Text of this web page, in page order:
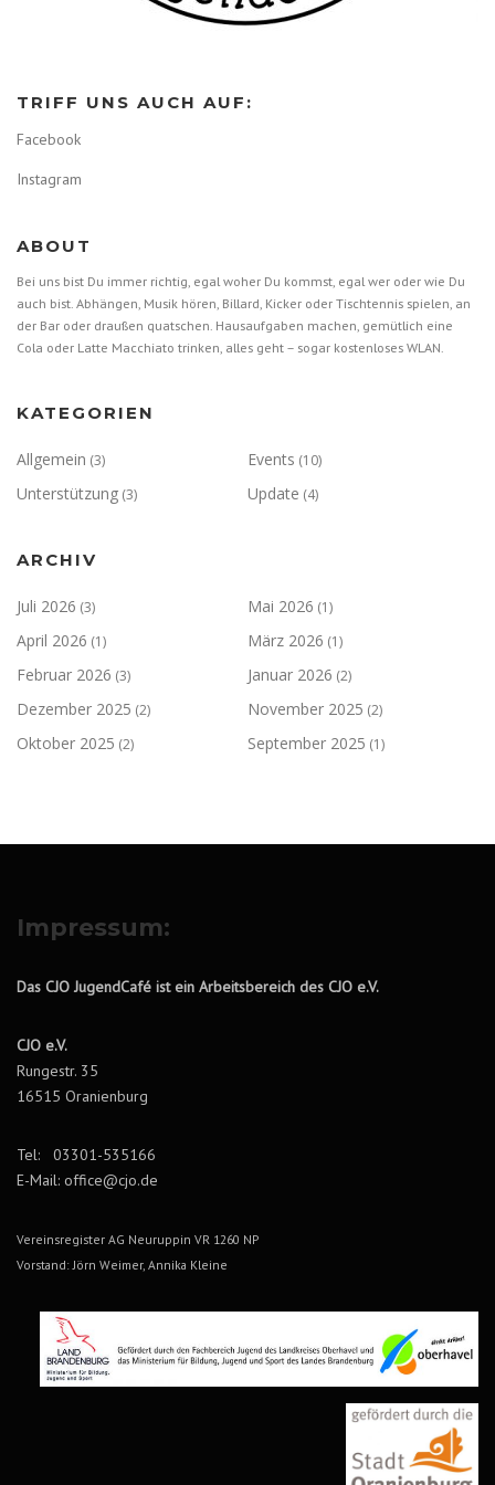
i
o
TRIFF UNS AUCH AUF:
Facebook
Instagram
ABOUT
Bei uns bist Du immer richtig, egal woher Du kommst, egal wer oder wie Du
auch bist. Abhängen, Musik hören, Billard, Kicker oder Tischtennis spielen, an
der Bar oder draußen quatschen. Hausaufgaben machen, gemütlich eine
Cola oder Latte Macchiato trinken, alles geht – sogar kostenloses WLAN.
KATEGORIEN
Allgemein (3) Events (10)
Unterstützung (3) Update (4)
ARCHIV
Juli 2026 (3) Mai 2026 (1)
April 2026 (1) März 2026 (1)
Februar 2026 (3) Januar 2026 (2)
Dezember 2025 (2) November 2025 (2)
Oktober 2025 (2) September 2025 (1)
Impressum:
Das CJO JugendCafé ist ein Arbeitsbereich des CJO e.V.
CJO e.V.
Rungestr. 35
16515 Oranienburg
Tel: 03301-535166
E-Mail: office@cjo.de
Vereinsregister AG Neuruppin VR 1260 NP
Vorstand: Jörn Weimer, Annika Kleine